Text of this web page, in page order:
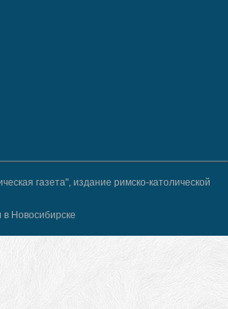
газета", издание римско-католической
Новосибирске